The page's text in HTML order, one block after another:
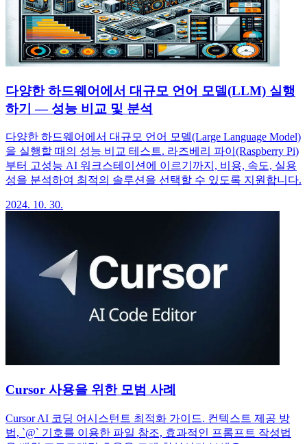
다양한 하드웨어에서 대규모 언어 모델(LLM) 실행
하기 — 성능 비교 및 분석
다양한 하드웨어에서 대규모 언어 모델(Large Language Model)
을 실행할 때의 성능 비교 테스트. 라즈베리 파이(Raspberry Pi)
부터 고성능 AI 워크스테이션에 이르기까지, 비용, 속도, 실용
성을 분석하여 최적의 솔루션을 선택할 수 있도록 지원합니다.
2024. 10. 30.
Cursor 사용을 위한 모범 사례
Cursor AI 코딩 어시스턴트 최적화 가이드. 컨텍스트 제공 방
법, `@` 기호를 이용한 파일 참조, 효과적인 프롬프트 작성법